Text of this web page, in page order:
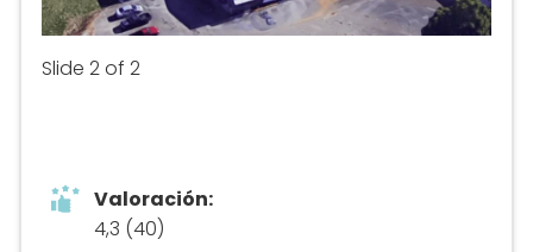
Slide 2 of 2
Valoración:
4,3 (40)